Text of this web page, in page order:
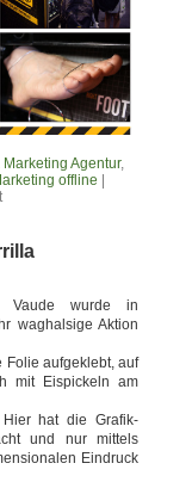
Agentur,
offline
Vaude wurde in
waghalsige Aktion
Folie aufgeklebt, auf
mit Eispickeln am
hat die Grafik-
und nur mittels
Eindruck